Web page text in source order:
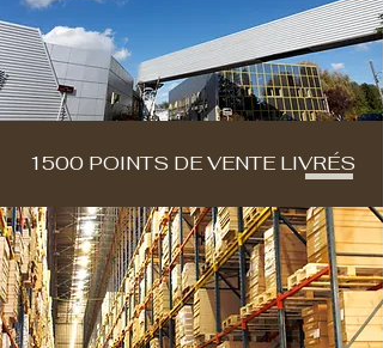
1500 POINTS DE VENTE LIVRÉS